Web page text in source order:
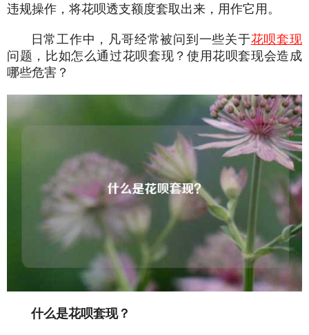
违规操作，将花呗透支额度套取出来，用作它用。
日常工作中，凡哥经常被问到一些关于花呗套现
问题，比如怎么通过花呗套现？使用花呗套现会造成
哪些危害？
什么是花呗套现？